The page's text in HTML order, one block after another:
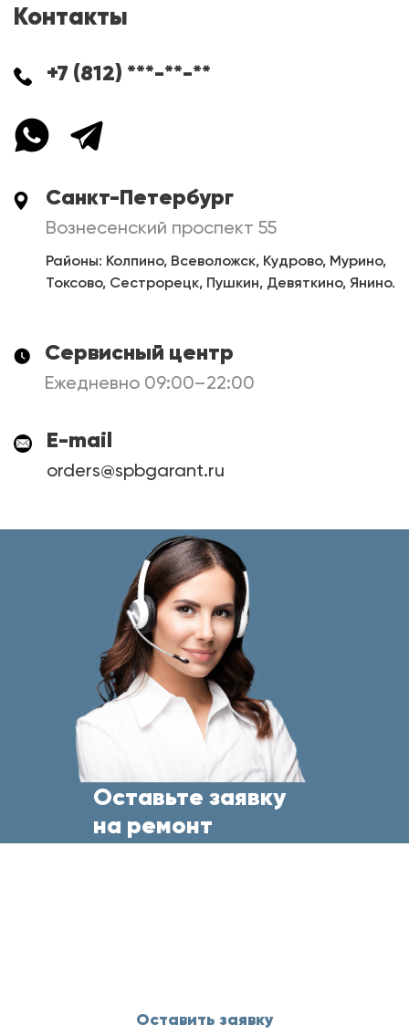
Контакты
+7 (812) ***-**-**
Санкт-Петербург
Вознесенский проспект 55
Районы: Колпино, Всеволожск, Кудрово, Мурино,
Токсово, Сестрорецк, Пушкин, Девяткино, Янино.
Сервисный центр
Ежедневно 09:00–22:00
E-mail
orders@spbgarant.ru
Оставьте заявку
на ремонт
Оставить заявку